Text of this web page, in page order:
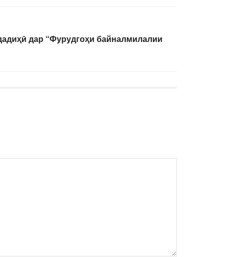
дар “Фурудгоҳи байналмилалии